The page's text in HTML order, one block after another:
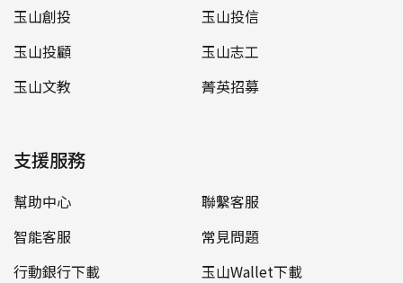
玉山創投
玉山投信
玉山投顧
玉山志工
玉山文教
菁英招募
支援服務
幫助中心
聯繫客服
智能客服
常見問題
行動銀行下載
玉山Wallet下載